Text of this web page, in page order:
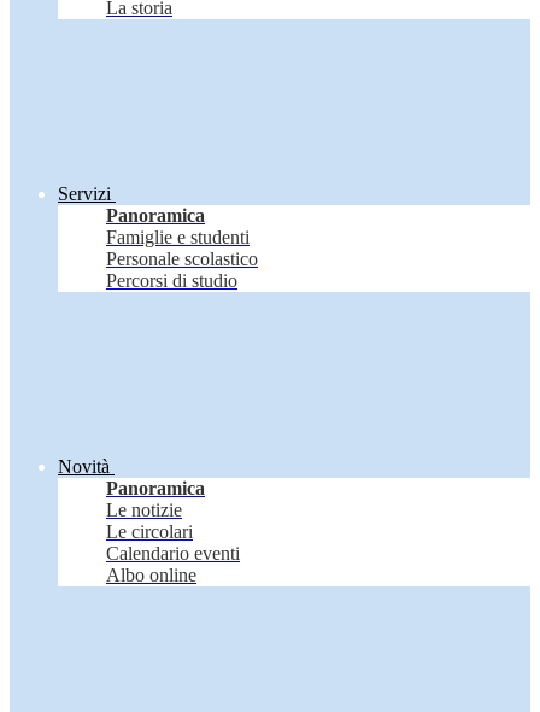
La storia
Servizi
Panoramica
Famiglie e studenti
Personale scolastico
Percorsi di studio
Novità
Panoramica
Le notizie
Le circolari
Calendario eventi
Albo online